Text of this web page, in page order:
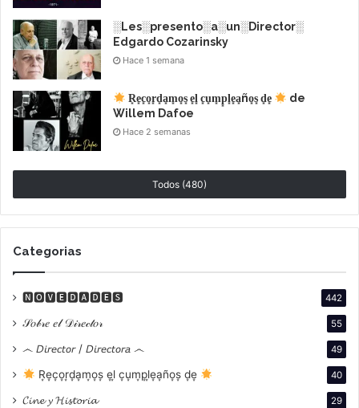
Sinopsis
░Les░presento░a░un░Director░
Edgardo Cozarinsky
Hace 1 semana
R͙e͙c͙o͙r͙d͙a͙m͙o͙s͙ e͙l͙ c͙u͙m͙p͙l͙e͙a͙ño͙s͙ d͙e͙
de
Willem Dafoe
Hace 2 semanas
Todos (480)
Categorias
🅽🅾🆅🅴🅳🅰🅳🅴🆂 442
𝒮𝑜𝒷𝓇𝑒 𝑒𝓁 𝒟𝒾𝓇𝑒𝒸𝓉𝑜𝓇 55
෴ 𝘋𝘪𝘳𝘦𝘤𝘵𝘰𝘳 / 𝘋𝘪𝘳𝘦𝘤𝘵𝘰𝘳𝘢 ෴ 49
R͙e͙c͙o͙r͙d͙a͙m͙o͙s͙ e͙l͙ c͙u͙m͙p͙l͙e͙a͙ño͙s͙ d͙e͙ 40
𝓒𝓲𝓷𝓮 𝔂 𝓗𝓲𝓼𝓽𝓸𝓻𝓲𝓪 29